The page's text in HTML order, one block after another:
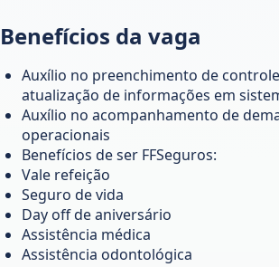
Benefícios da vaga
Auxílio no preenchimento de
atualização de informações em
Auxílio no acompanhamento de
operacionais
Benefícios de ser FFSeguros:
Vale refeição
Seguro de vida
Day off de aniversário
Assistência médica
Assistência odontológica